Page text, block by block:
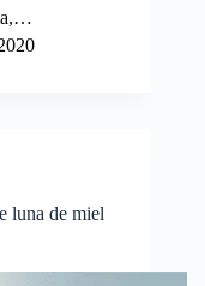
luna de miel